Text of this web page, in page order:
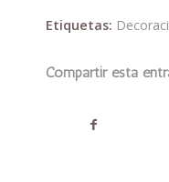
Etiquetas:
Compartir esta